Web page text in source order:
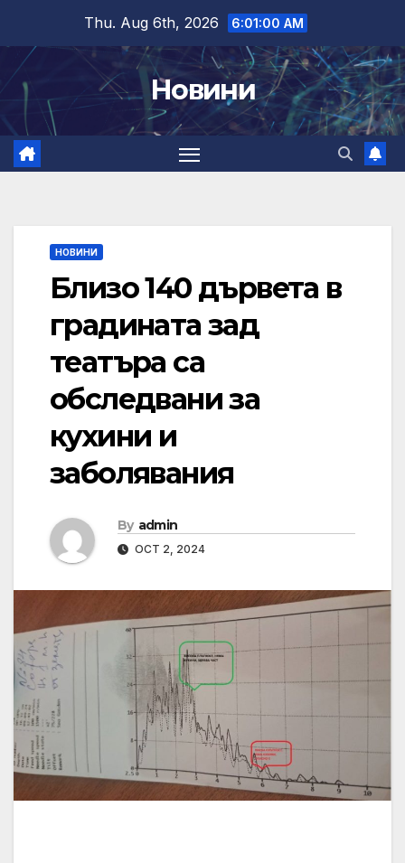
content
Thu. Aug 6th, 2026 6:01:01 AM
Новини
НОВИНИ
Близо 140 дървета в
градината зад
театъра са
обследвани за
кухини и
заболявания
By admin
OCT 2, 2024